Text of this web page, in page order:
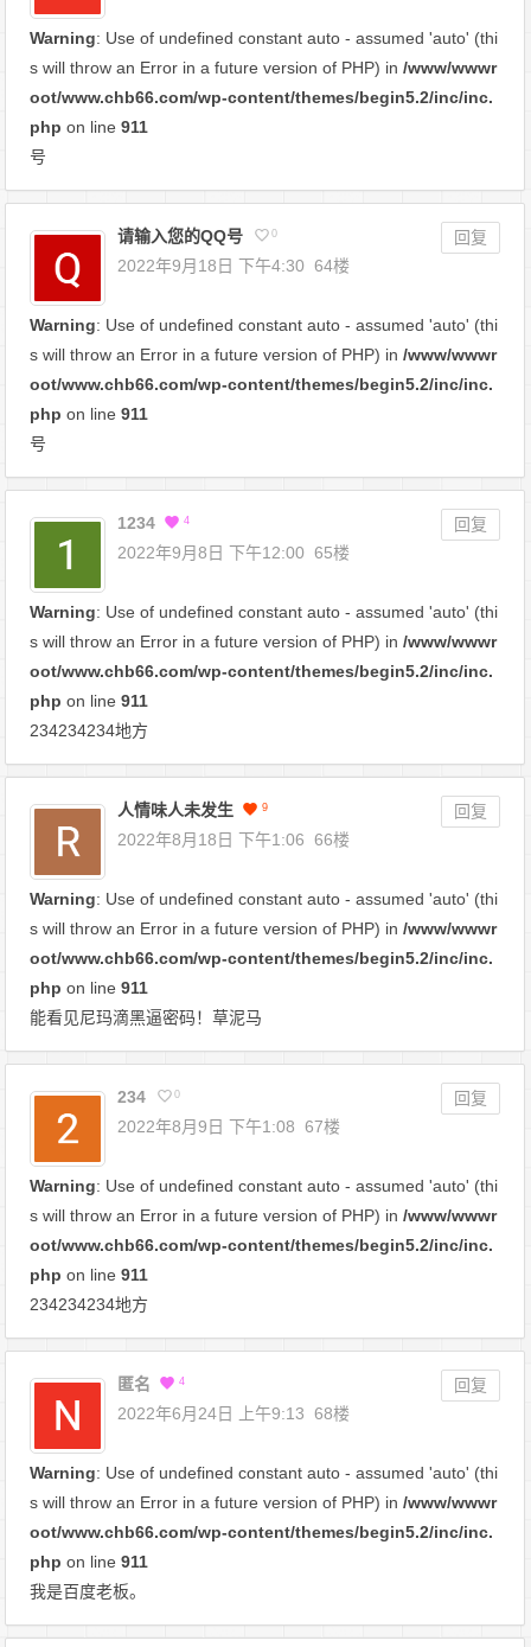
Warning: Use of undefined constant auto - assumed 'auto' (thi
s will throw an Error in a future version of PHP) in/www/wwwr
oot/www.chb66.com/wp-content/themes/begin5.2/inc/inc.
php on line911
号
请输入您的QQ号 0
回复
2022年9月18日 下午4:30 64楼
Warning: Use of undefined constant auto - assumed 'auto' (thi
s will throw an Error in a future version of PHP) in/www/wwwr
oot/www.chb66.com/wp-content/themes/begin5.2/inc/inc.
php on line911
号
1234 4
回复
2022年9月8日 下午12:00 65楼
Warning: Use of undefined constant auto - assumed 'auto' (thi
s will throw an Error in a future version of PHP) in/www/wwwr
oot/www.chb66.com/wp-content/themes/begin5.2/inc/inc.
php on line911
234234234地方
人情味人未发生 9
回复
2022年8月18日 下午1:06 66楼
Warning: Use of undefined constant auto - assumed 'auto' (thi
s will throw an Error in a future version of PHP) in/www/wwwr
oot/www.chb66.com/wp-content/themes/begin5.2/inc/inc.
php on line911
能看见尼玛滴黑逼密码！草泥马
234 0
回复
2022年8月9日 下午1:08 67楼
Warning: Use of undefined constant auto - assumed 'auto' (thi
s will throw an Error in a future version of PHP) in/www/wwwr
oot/www.chb66.com/wp-content/themes/begin5.2/inc/inc.
php on line911
234234234地方
匿名 4
回复
2022年6月24日 上午9:13 68楼
Warning: Use of undefined constant auto - assumed 'auto' (thi
s will throw an Error in a future version of PHP) in/www/wwwr
oot/www.chb66.com/wp-content/themes/begin5.2/inc/inc.
php on line911
我是百度老板。